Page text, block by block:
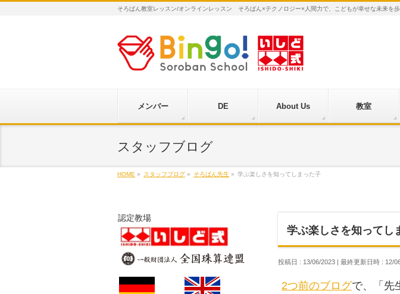
そろばん教室レッスン/オンラインレッスン そろばん×テクノロジー×人間力で、こどもが幸せな未来を
メンバー DE About Us 教室
スタッフブログ
HOME » スタッフブログ » そろばん先生 » 学ぶ楽しさを知ってしまった子
学ぶ楽しさを知ってし
投稿日 : 13/06/2023 最終更新日時 : 12/
2つ前のブログで、「先
認定教場